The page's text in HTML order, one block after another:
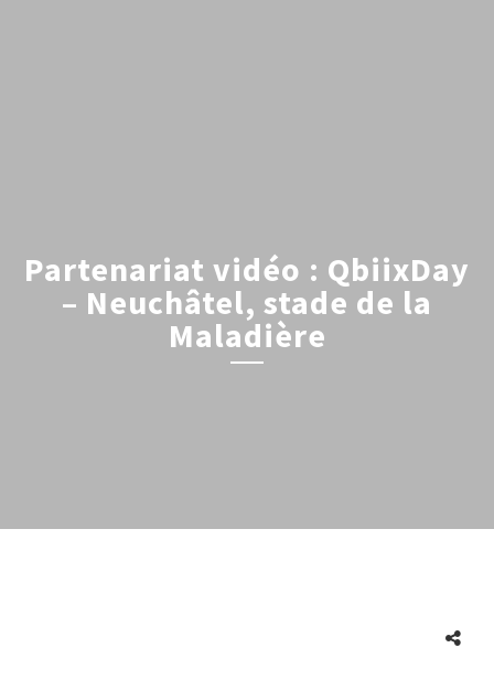
Partenariat vidéo : QbiixDay
– Neuchâtel, stade de la
Maladière